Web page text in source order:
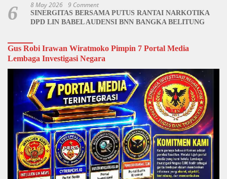
6 8 May 2026 9 Comment
SINERGITAS BERSAMA PUTUS RANTAI NARKOTIKA
DPD LIN BABEL AUDENSI BNN BANGKA BELITUNG
Gus Robi Irawan Wiratmoko Pimpin 7 Portal Media
Lembaga Investigasi Negara
Video
Player